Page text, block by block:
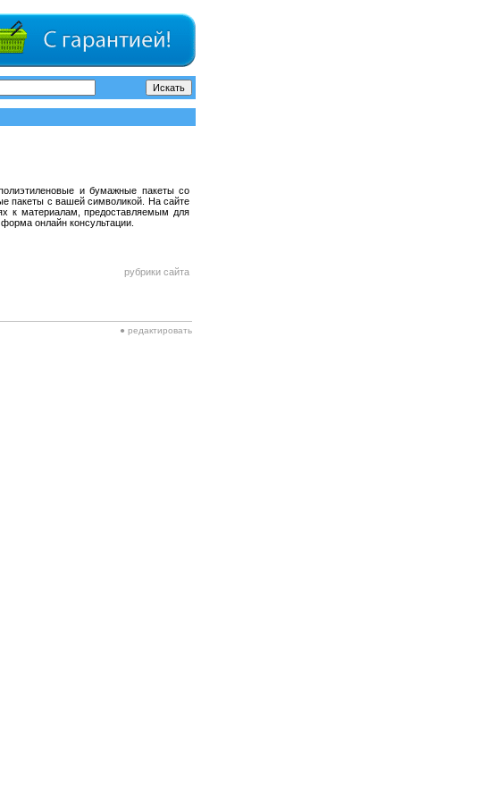
и бумажные пакеты со
пакеты с вашей символикой. На сайте
к материалам, предоставляемым для
онлайн консультации.
рубрики сайта
● редактировать